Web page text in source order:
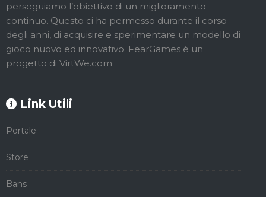
perseguiamo l’obiettivo di un miglioramento
continuo. Questo ci ha permesso durante il corso
degli anni, di acquisire e sperimentare un modello di
gioco nuovo ed innovativo. FearGames è un
progetto di VirtWe.com
Link Utili
Portale
Store
Bans